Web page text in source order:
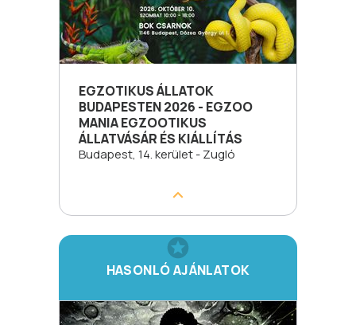
EGZOTIKUS ÁLLATOK
BUDAPESTEN 2026 - EGZOO
MANIA EGZOOTIKUS
ÁLLATVÁSÁR ÉS KIÁLLÍTÁS
Budapest, 14. kerület - Zugló
HASONLÓ AJÁNLATOK